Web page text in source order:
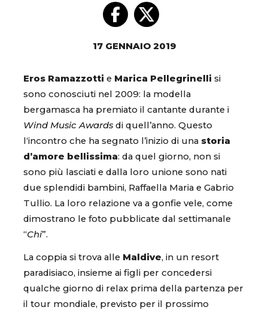
17 GENNAIO 2019
Eros Ramazzotti e Marica Pellegrinelli si
sono conosciuti nel 2009: la modella
bergamasca ha premiato il cantante durante i
Wind Music Awards di quell’anno. Questo
l‘incontro che ha segnato l’inizio di una storia
d’amore bellissima: da quel giorno, non si
sono più lasciati e dalla loro unione sono nati
due splendidi bambini, Raffaella Maria e Gabrio
Tullio. La loro relazione va a gonfie vele, come
dimostrano le foto pubblicate dal settimanale
“Chi”.
La coppia si trova alle Maldive, in un resort
paradisiaco, insieme ai figli per concedersi
qualche giorno di relax prima della partenza per
il tour mondiale, previsto per il prossimo